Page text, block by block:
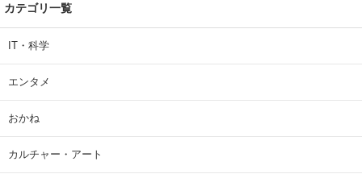
カテゴリ一覧
IT・科学
エンタメ
おかね
カルチャー・アート